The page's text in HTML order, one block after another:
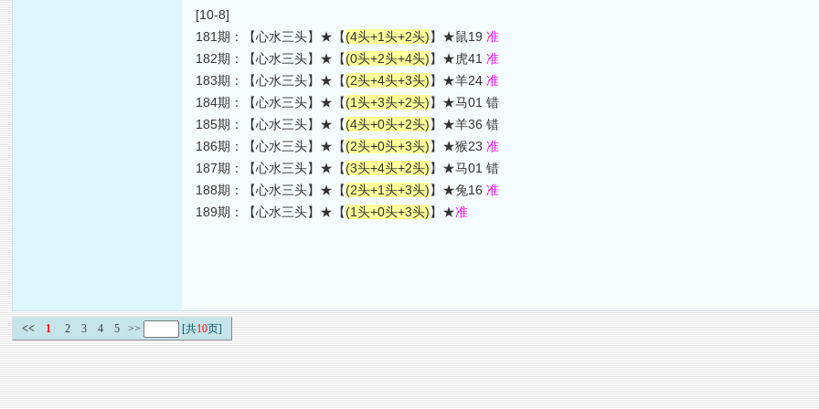
[10-8]
181期：【心水三头】★【(4头+1头+2头)】★鼠19准
182期：【心水三头】★【(0头+2头+4头)】★虎41准
183期：【心水三头】★【(2头+4头+3头)】★羊24准
184期：【心水三头】★【(1头+3头+2头)】★马01 错
185期：【心水三头】★【(4头+0头+2头)】★羊36 错
186期：【心水三头】★【(2头+0头+3头)】★猴23准
187期：【心水三头】★【(3头+4头+2头)】★马01 错
188期：【心水三头】★【(2头+1头+3头)】★兔16准
189期：【心水三头】★【(1头+0头+3头)】★准
<< 1 2 3 4 5 >> [共10页]